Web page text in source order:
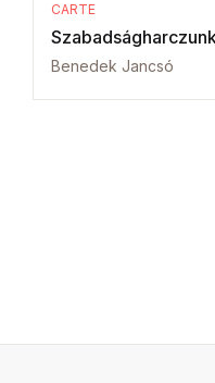
CARTE
Benedek Jancsó